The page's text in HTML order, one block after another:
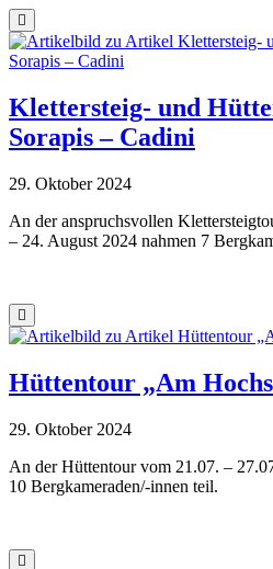
Klettersteig- und
Sorapis – Cadini
29. Oktober 2024
An der anspruchsvollen
– 24. August 2024 nahmen 7
Hüttentour „Am
29. Oktober 2024
An der Hüttentour vom 21.07. –
10 Bergkameraden/-innen teil.